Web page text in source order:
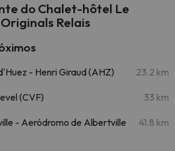
do Chalet-hôtel Le
Relais
- Henri Giraud (AHZ) 23.2 km
(CVF) 33 km
- Aeródromo de Albertville
41.8 km